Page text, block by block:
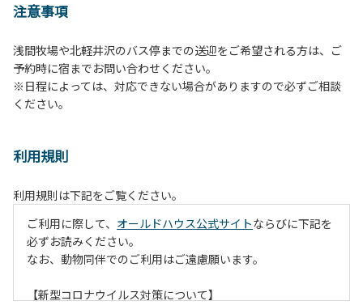
注意事項
浅間牧場や北軽井沢のバス停までの送迎をご希望される方は、ご
予約時に宿までお問い合わせください。
※日程によっては、対応できない場合がありますので必ずご相談
ください。
利用規則
利用規則は下記をご覧ください。
ご利用に際して、 オールドハウス公式サイトならびに下記を
必ずお読みください。
なお、動物同伴でのご利用はご遠慮願います。
【新型コロナウイルス対策について】